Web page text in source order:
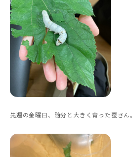
先週の金曜日、随分と大きく育った蚕さん。